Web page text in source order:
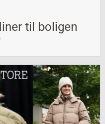
til boligen